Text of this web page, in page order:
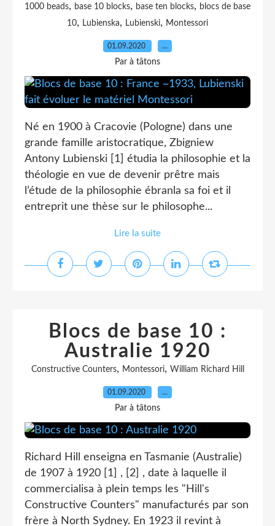
1000 beads, base 10 blocks, base ten blocks, blocs de base
10, Lubienska, Lubienski, Montessori
01.09.2020 …
Par à tâtons
Né en 1900 à Cracovie (Pologne) dans une
grande famille aristocratique, Zbigniew
Antony Lubienski [1] étudia la philosophie et la
théologie en vue de devenir prêtre mais
l’étude de la philosophie ébranla sa foi et il
entreprit une thèse sur le philosophe...
Lire la suite
Blocs de base 10 :
Australie 1920
Constructive Counters, Montessori, William Richard Hill
01.09.2020 …
Par à tâtons
Richard Hill enseigna en Tasmanie (Australie)
de 1907 à 1920 [1] , [2] , date à laquelle il
commercialisa à plein temps les "Hill's
Constructive Counters" manufacturés par son
frère à North Sydney. En 1923 il revint à